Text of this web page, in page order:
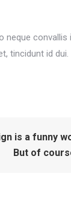
tincidunt id
is a funny
But of